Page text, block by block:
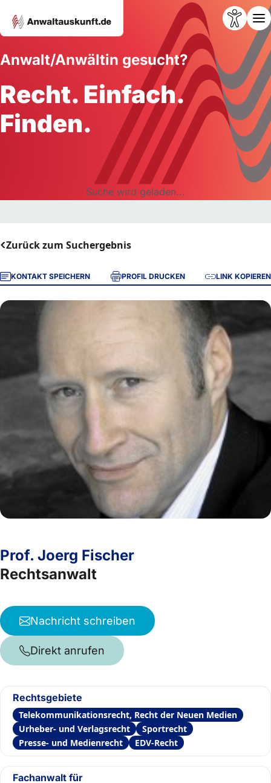
Anwalt/Anwältin gesucht?
Recht. Einfach.
Finden.
Suche wird geladen...
Zurück zum Suchergebnis
KONTAKT SPEICHERN PROFIL DRUCKEN LINK KOPIEREN
Prof. Joerg Fischer
Rechtsanwalt
Nachricht schreiben
Direkt anrufen
Rechtsgebiete
Telekommunikationsrecht, Recht der Neuen Medien
Urheber- und Verlagsrecht
Sportrecht
Presse- und Medienrecht
EDV-Recht
Fachanwalt für